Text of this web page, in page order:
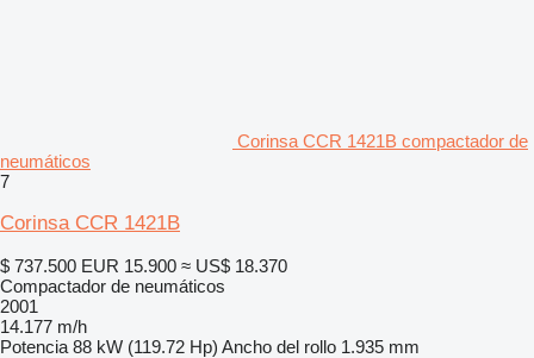
Corinsa CCR 1421B compactador de
neumáticos
7
Corinsa CCR 1421B
$ 737.500 EUR 15.900 ≈ US$ 18.370
Compactador de neumáticos
2001
14.177 m/h
Potencia 88 kW (119.72 Hp) Ancho del rollo 1.935 mm